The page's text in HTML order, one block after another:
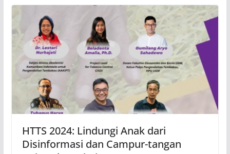
HTTS 2024: Lindungi Anak dari
Disinformasi dan Campur-tangan